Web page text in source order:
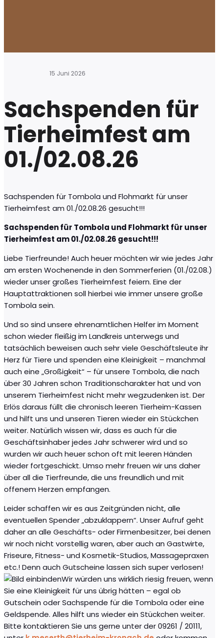
15 Juni 2026
Sachspenden für
Tierheimfest am
01./02.08.26
Sachspenden für Tombola und Flohmarkt für unser
Tierheimfest am 01./02.08.26 gesucht!!!
Sachspenden für Tombola und Flohmarkt für unser
Tierheimfest am 01./02.08.26 gesucht!!!
Liebe Tierfreunde! Auch heuer möchten wir wie jedes Jahr
am ersten Wochenende in den Sommerferien (01./02.08.)
wieder unser großes Tierheimfest feiern. Eine der
Hauptattraktionen soll hierbei wie immer unsere große
Tombola sein.
Und so sind unsere ehrenamtlichen Helfer im Moment
schon wieder fleißig im Landkreis unterwegs und
tatsächlich beweisen auch sehr viele Geschäftsleute ihr
Herz für Tiere und spenden eine Kleinigkeit – manchmal
auch eine „Großigkeit“ – für unsere Tombola, die nach
über 30 Jahren schon Traditionscharakter hat und von
unserem Tierheimfest nicht mehr wegzudenken ist. Der
Erlös daraus füllt die chronisch leeren Tierheim-Kassen
und hilft uns und unseren Tieren wieder ein Stückchen
weiter. Natürlich wissen wir, dass es auch für die
Geschäftsinhaber jedes Jahr schwerer wird und so
wurden wir auch heuer schon oft mit leeren Händen
wieder fortgeschickt. Umso mehr freuen wir uns daher
über all die Tierfreunde, die uns freundlich und mit
offenem Herzen empfangen.
Leider schaffen wir es aus Zeitgründen nicht, alle
eventuellen Spender „abzuklappern“. Unser Aufruf geht
daher an alle Geschäfts- oder Firmenbesitzer, bei denen
wir noch nicht vorstellig waren, aber auch an Gastwirte,
Friseure, Fitness- und Kosmetik-Studios, Massagepraxen
etc.! Denn auch Gutscheine lassen sich super verlosen!
Wir würden uns wirklich riesig freuen, wenn
Sie eine Kleinigkeit für uns übrig hätten – egal ob
Gutschein oder Sachspende für die Tombola oder eine
Geldspende. Alles hilft uns wieder ein Stückchen weiter.
Bitte kontaktieren Sie uns gerne unter der 09261 / 20111,